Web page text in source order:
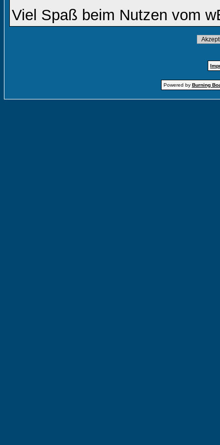
Viel Spaß beim Nutzen vom
Powered by Burning